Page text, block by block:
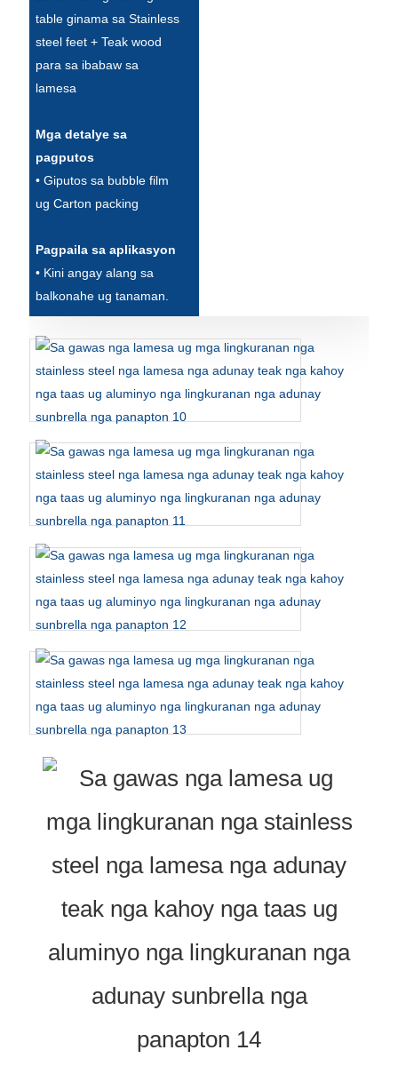
table ginama sa Stainless
steel feet + Teak wood
para sa ibabaw sa
lamesa
Mga detalye sa
pagputos
• Giputos sa bubble film
ug Carton packing
Pagpaila sa aplikasyon
• Kini angay alang sa
balkonahe ug tanaman.